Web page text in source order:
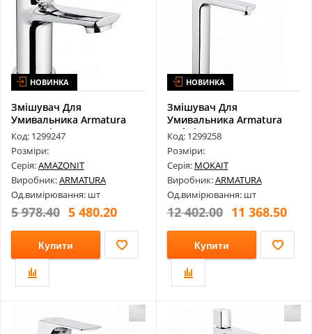
НОВИНКА
Змішувач Для
Умивальника Armatura
Amazonit 4622-815-...
Код: 1299247
Розміри:
Серія:AMAZONIT
Виробник:ARMATURA
Од.вимірювання: шт
5 978.40 5 480.20
Купити
НОВИНКА
Змішувач Для
Умивальника Armatura
Mokait 5532-612-00
Код: 1299258
Розміри:
Серія: MOKAIT
Виробник:ARMATURA
Од.вимірювання: шт
12 402.00 11 368.50
Купити